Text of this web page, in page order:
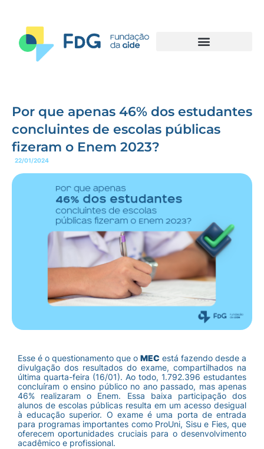
Por que apenas 46% dos estudantes
concluintes de escolas públicas
fizeram o Enem 2023?
22/01/2024
Esse é o questionamento que o MEC está fazendo desde a
divulgação dos resultados do exame, compartilhados na
última quarta-feira (16/01). Ao todo, 1.792.396 estudantes
concluíram o ensino público no ano passado, mas apenas
46% realizaram o Enem. Essa baixa participação dos
alunos de escolas públicas resulta em um acesso desigual
à educação superior. O exame é uma porta de entrada
para programas importantes como ProUni, Sisu e Fies, que
oferecem oportunidades cruciais para o desenvolvimento
acadêmico e profissional.